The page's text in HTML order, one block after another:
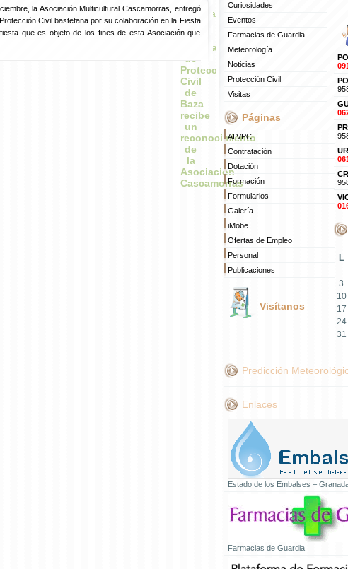
Agrupación
Local
de
voluntarios
de
Protección
Civil
de
Baza
recibe
un
reconocimiento
de
la
Asociación
Cascamorras
la Asociación Multicultural Cascamorras, entregó
Civil bastetana por su colaboración en la Fiesta
que es objeto de los fines de esta Asociación que
Curiosidades
Eventos
Farmacias de Guardia
Meteorología
Noticias
Protección Civil
Visitas
Páginas
ALVPC
Contratación
Dotación
Formación
Formularios
Galería
iMobe
Ofertas de Empleo
Personal
Publicaciones
Visítanos
L
3
10
17
24
31
Predicción
Enlaces
Estado de los Embalses –
Farmacias de Guardia